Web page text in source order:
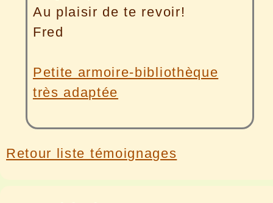
Au plaisir de te revoir!
Fred
Petite armoire-bibliothèque
très adaptée
Retour liste témoignages